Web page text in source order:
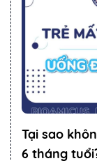
Tại sao
6 tháng